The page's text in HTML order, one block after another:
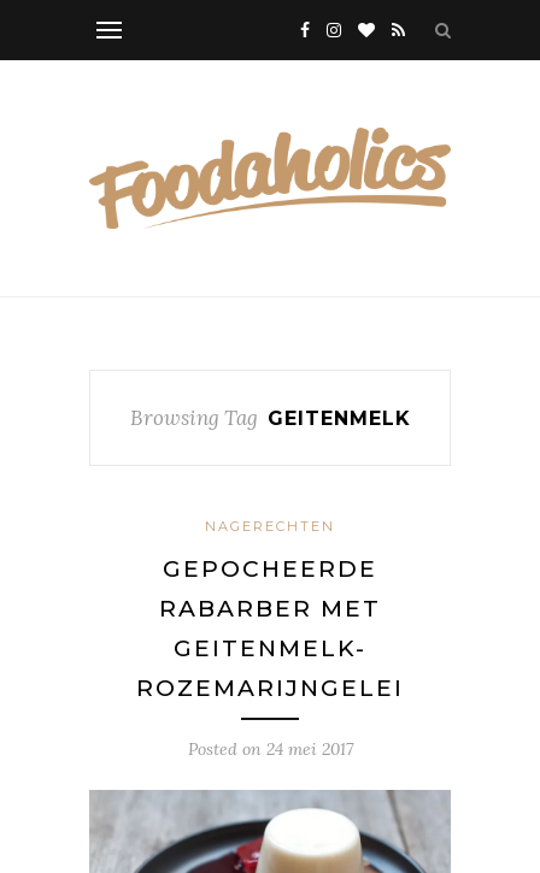
Browsing Tag GEITENMELK
NAGERECHTEN
GEPOCHEERDE
RABARBER MET
GEITENMELK-
ROZEMARIJNGELEI
Posted on 24 mei 2017